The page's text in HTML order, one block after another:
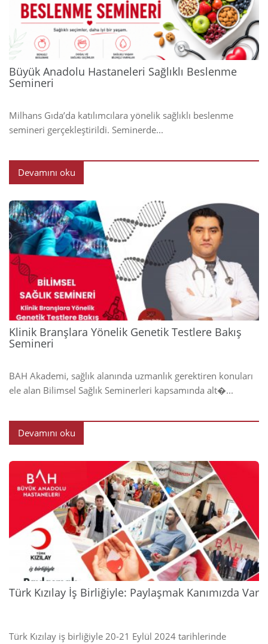
2024
Büyük Anadolu Hastaneleri Sağlıklı Beslenme
Semineri
Milhans Gıda’da katılımcılara yönelik sağlıklı beslenme
semineri gerçekleştirildi. Seminerde...
Devamını oku
Klinik Branşlara Yönelik Genetik Testlere Bakış
Semineri
BAH Akademi, sağlık alanında uzmanlık gerektiren konuları
ele alan Bilimsel Sağlık Seminerleri kapsamında alt�...
Devamını oku
2024
Türk Kızılay İş Birliğiyle: Paylaşmak Kanımızda Var
Türk Kızılay iş birliğiyle 20-21 Eylül 2024 tarihlerinde